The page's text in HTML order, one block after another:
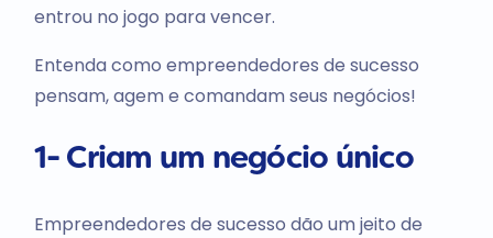
entrou no jogo para vencer.
Entenda como empreendedores de sucesso
pensam, agem e comandam seus negócios!
1- Criam um negócio único
Empreendedores de sucesso dão um jeito de